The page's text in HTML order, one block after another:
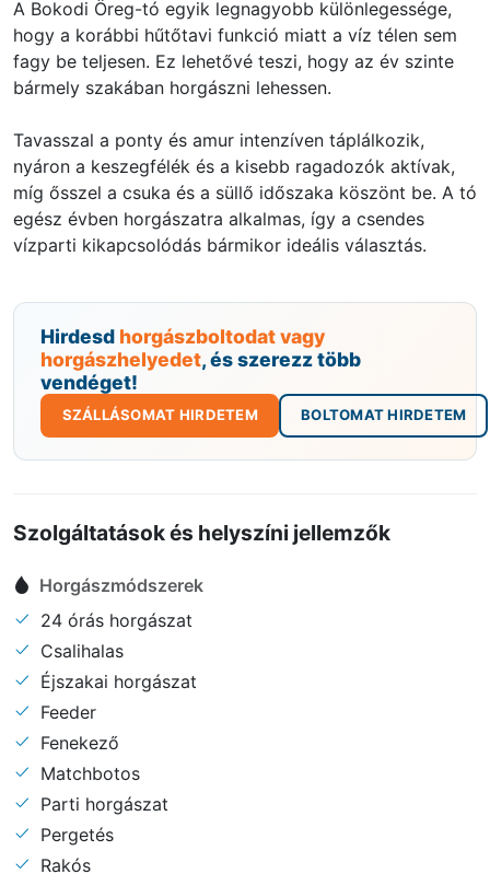
A Bokodi Öreg-tó egyik legnagyobb különlegessége,
hogy a korábbi hűtőtavi funkció miatt a víz télen sem
fagy be teljesen. Ez lehetővé teszi, hogy az év szinte
bármely szakában horgászni lehessen.
Tavasszal a ponty és amur intenzíven táplálkozik,
nyáron a keszegfélék és a kisebb ragadozók aktívak,
míg ősszel a csuka és a süllő időszaka köszönt be. A tó
egész évben horgászatra alkalmas, így a csendes
vízparti kikapcsolódás bármikor ideális választás.
Hirdesd horgászboltodat vagy
horgászhelyedet, és szerezz több
vendéget!
SZÁLLÁSOMAT HIRDETEM BOLTOMAT HIRDETEM
Szolgáltatások és helyszíni jellemzők
Horgászmódszerek
24 órás horgászat
Csalihalas
Éjszakai horgászat
Feeder
Fenekező
Matchbotos
Parti horgászat
Pergetés
Rakós